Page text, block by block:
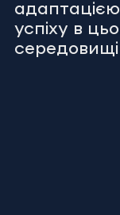
успіху в
середовищі